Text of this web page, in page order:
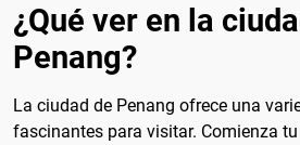
¿Qué ver en la
Penang?
La ciudad de Penang ofrece una
fascinantes para visitar. Comienza